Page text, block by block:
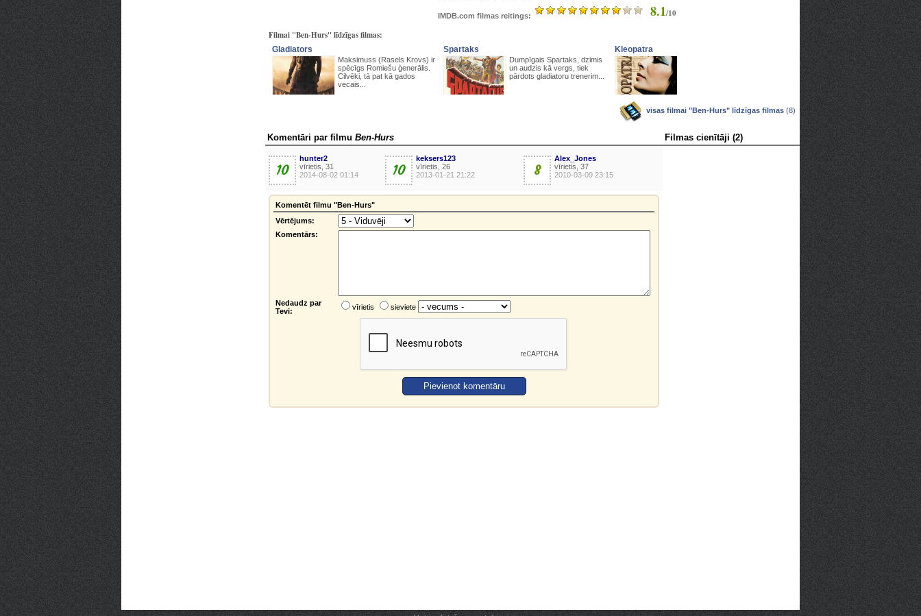
IMDB.com filmas reitings: 8.1/10
Filmai "Ben-Hurs" līdzīgas filmas:
Gladiators
Maksimuss (Rasels Krovs) ir
spēcīgs Romiešu ģenerālis.
Cilvēki, tā pat kā gados
vecais...
Spartaks
Dumpīgais Spartaks, dzimis
un audzis kā vergs, tiek
pārdots gladiatoru trenerim...
Kleopatra
visas filmai "Ben-Hurs" līdzīgas filmas (8)
Komentāri par filmu Ben-Hurs
10
hunter2
vīrietis, 31
2014-08-02 01:14
10
keksers123
vīrietis, 26
2013-01-21 21:22
8
Alex_Jones
vīrietis, 37
2010-03-09 23:15
Komentēt filmu "Ben-Hurs"
Vērtējums:
Komentārs:
Nedaudz par
Tevi:
vīrietis sieviete
Filmas cienītāji (2)